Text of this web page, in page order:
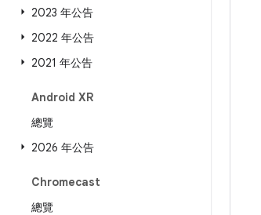
2023 年公告
2022 年公告
2021 年公告
Android XR
總覽
2026 年公告
Chromecast
總覽